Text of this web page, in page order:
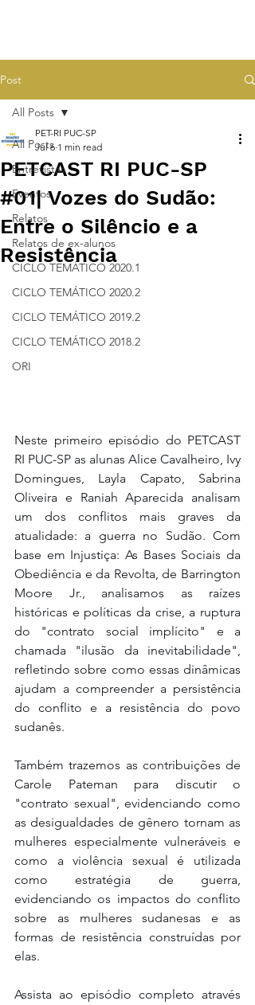
Post
All Posts
Entrevistas
Eventos
Relatos
Relatos de ex-alunos
CICLO TEMÁTICO 2020.1
CICLO TEMÁTICO 2020.2
CICLO TEMÁTICO 2019.2
CICLO TEMÁTICO 2018.2
ORI
All Posts
PETCAST RI PUC-SP
#01| Vozes do Sudão:
Entre o Silêncio e a
Resistência
PET-RI PUC-SP
Jul 6 1 min read
Neste primeiro episódio do PETCAST
RI PUC-SP as alunas Alice Cavalheiro, Ivy
Domingues, Layla Capato, Sabrina
Oliveira e Raniah Aparecida analisam
um dos conflitos mais graves da
atualidade: a guerra no Sudão. Com
base em Injustiça: As Bases Sociais da
Obediência e da Revolta, de Barrington
Moore Jr., analisamos as raízes
históricas e políticas da crise, a ruptura
do "contrato social implícito" e a
chamada "ilusão da inevitabilidade",
refletindo sobre como essas dinâmicas
ajudam a compreender a persistência
do conflito e a resistência do povo
sudanês.
Também trazemos as contribuições de
Carole Pateman para discutir o
"contrato sexual", evidenciando como
as desigualdades de gênero tornam as
mulheres especialmente vulneráveis e
como a violência sexual é utilizada
como estratégia de guerra,
evidenciando os impactos do conflito
sobre as mulheres sudanesas e as
formas de resistência construídas por
elas.
Assista ao episódio completo através